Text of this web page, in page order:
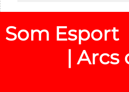
Som Esport
| Arcs